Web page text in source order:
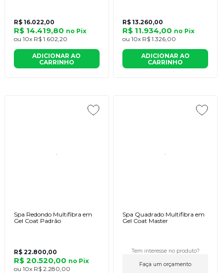
R$ 16.022,00
R$ 14.419,80 no Pix
ou 10x R$ 1.602,20
ADICIONAR AO
CARRINHO
R$ 13.260,00
R$ 11.934,00 no Pix
ou 10x R$ 1.326,00
ADICIONAR AO
CARRINHO
Spa Redondo Multifibra em
Gel Coat Padrão
R$ 22.800,00
R$ 20.520,00 no Pix
ou 10x R$ 2.280,00
Spa Quadrado Multifibra em
Gel Coat Master
Tem interesse no produto?
Faça um orçamento